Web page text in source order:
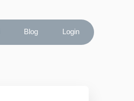
Blog Login